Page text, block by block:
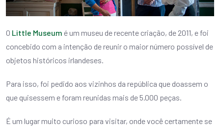
O Little Museum é um museu de recente criação, de 2011, e foi
concebido com a intenção de reunir o maior número possível de
objetos históricos irlandeses.
Para isso, foi pedido aos vizinhos da república que doassem o
que quisessem e foram reunidas mais de 5.000 peças.
É um lugar muito curioso para visitar, onde você certamente se